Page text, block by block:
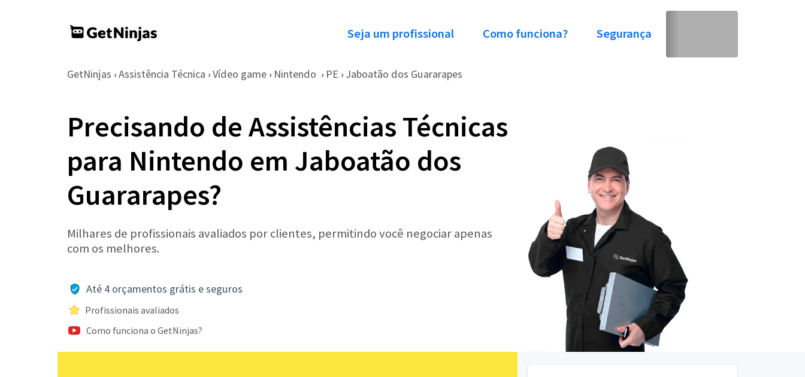
Seja um profissional Como funciona? Segurança
GetNinjas › Assistência Técnica › Vídeo game › Nintendo › PE › Jaboatão dos Guararapes
Precisando de Assistências Técnicas
para Nintendo em Jaboatão dos
Guararapes?
Milhares de profissionais avaliados por clientes, permitindo você negociar apenas
com os melhores.
Até 4 orçamentos grátis e seguros
Profissionais avaliados
Como funciona o GetNinjas?